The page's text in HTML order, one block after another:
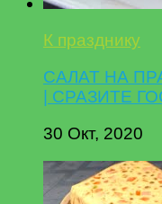
К празднику
САЛАТ НА
| СРАЗИТЕ
30 Окт, 2020